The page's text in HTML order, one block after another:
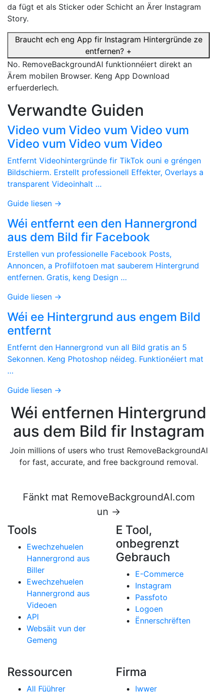
da fügt et als Sticker oder Schicht an Ärer Instagram
Story.
Braucht ech eng App fir Instagram Hintergründe ze
entfernen? +
No. RemoveBackgroundAI funktionnéiert direkt an
Ärem mobilen Browser. Keng App Download
erfuerderlech.
Verwandte Guiden
Video vum Video vum Video vum
Video vum Video vum Video
Entfernt Videohintergründe fir TikTok ouni e gréngen
Bildschierm. Erstellt professionell Effekter, Overlays a
transparent Videoinhalt …
Guide liesen →
Wéi entfernt een den Hannergrond
aus dem Bild fir Facebook
Erstellen vun professionelle Facebook Posts,
Annoncen, a Profilfotoen mat sauberem Hintergrund
entfernen. Gratis, keng Design …
Guide liesen →
Wéi ee Hintergrund aus engem Bild
entfernt
Entfernt den Hannergrond vun all Bild gratis an 5
Sekonnen. Keng Photoshop néideg. Funktionéiert mat
…
Guide liesen →
Wéi entfernen Hintergrund
aus dem Bild fir Instagram
Join millions of users who trust RemoveBackgroundAI
for fast, accurate, and free background removal.
Fänkt mat RemoveBackgroundAI.com
un →
Tools
Ewechzehuelen
Hannergrond aus
Biller
Ewechzehuelen
Hannergrond aus
Videoen
API
Websäit vun der
Gemeng
E Tool,
onbegrenzt
Gebrauch
E-Commerce
Instagram
Passfoto
Logoen
Ënnerschrëften
Ressourcen
All Füührer
Firma
Iwwer